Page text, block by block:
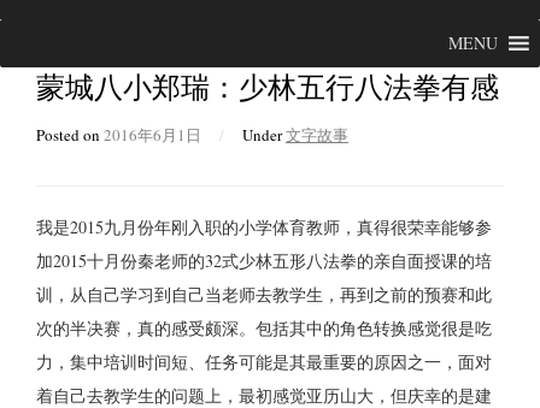
MENU
蒙城八小郑瑞：少林五行八法拳有感
Posted on 2016年6月1日 / Under文字故事
我是2015九月份年刚入职的小学体育教师，真得很荣幸能够参
加2015十月份秦老师的32式少林五形八法拳的亲自面授课的培
训，从自己学习到自己当老师去教学生，再到之前的预赛和此
次的半决赛，真的感受颇深。包括其中的角色转换感觉很是吃
力，集中培训时间短、任务可能是其最重要的原因之一，面对
着自己去教学生的问题上，最初感觉亚历山大，但庆幸的是建